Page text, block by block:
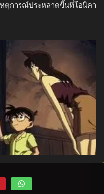
หตุการณ์ประหลาดขึ้นที่โอนิคา